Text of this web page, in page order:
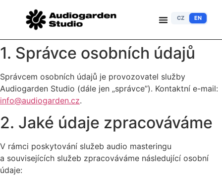
CZ EN
1. Správce osobních údajů
Správcem osobních údajů je provozovatel služby
Audiogarden Studio (dále jen „správce”). Kontaktní e-mail:
info@audiogarden.cz.
2. Jaké údaje zpracováváme
V rámci poskytování služeb audio masteringu
a souvisejících služeb zpracováváme následující osobní
údaje: